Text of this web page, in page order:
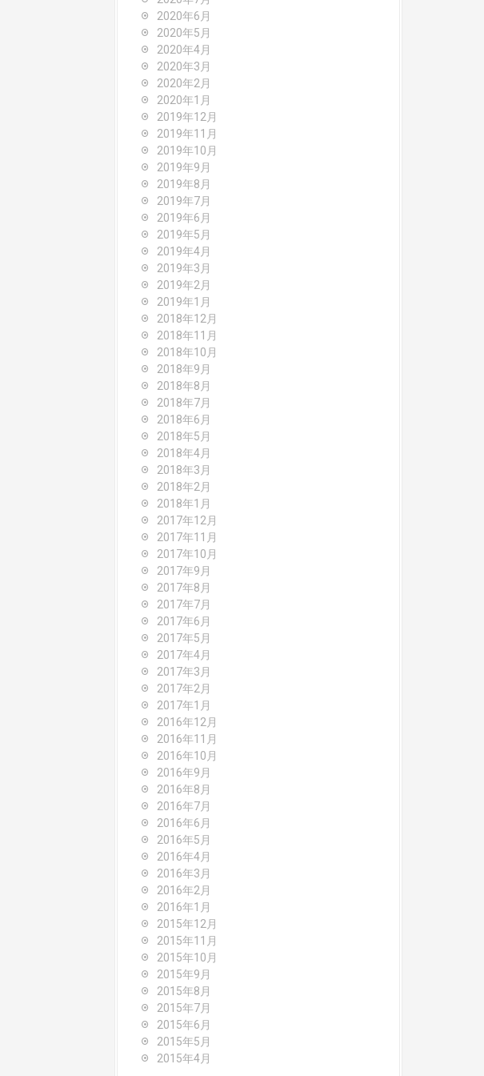
2020年6月
2020年5月
2020年4月
2020年3月
2020年2月
2020年1月
2019年12月
2019年11月
2019年10月
2019年9月
2019年8月
2019年7月
2019年6月
2019年5月
2019年4月
2019年3月
2019年2月
2019年1月
2018年12月
2018年11月
2018年10月
2018年9月
2018年8月
2018年7月
2018年6月
2018年5月
2018年4月
2018年3月
2018年2月
2018年1月
2017年12月
2017年11月
2017年10月
2017年9月
2017年8月
2017年7月
2017年6月
2017年5月
2017年4月
2017年3月
2017年2月
2017年1月
2016年12月
2016年11月
2016年10月
2016年9月
2016年8月
2016年7月
2016年6月
2016年5月
2016年4月
2016年3月
2016年2月
2016年1月
2015年12月
2015年11月
2015年10月
2015年9月
2015年8月
2015年7月
2015年6月
2015年5月
2015年4月